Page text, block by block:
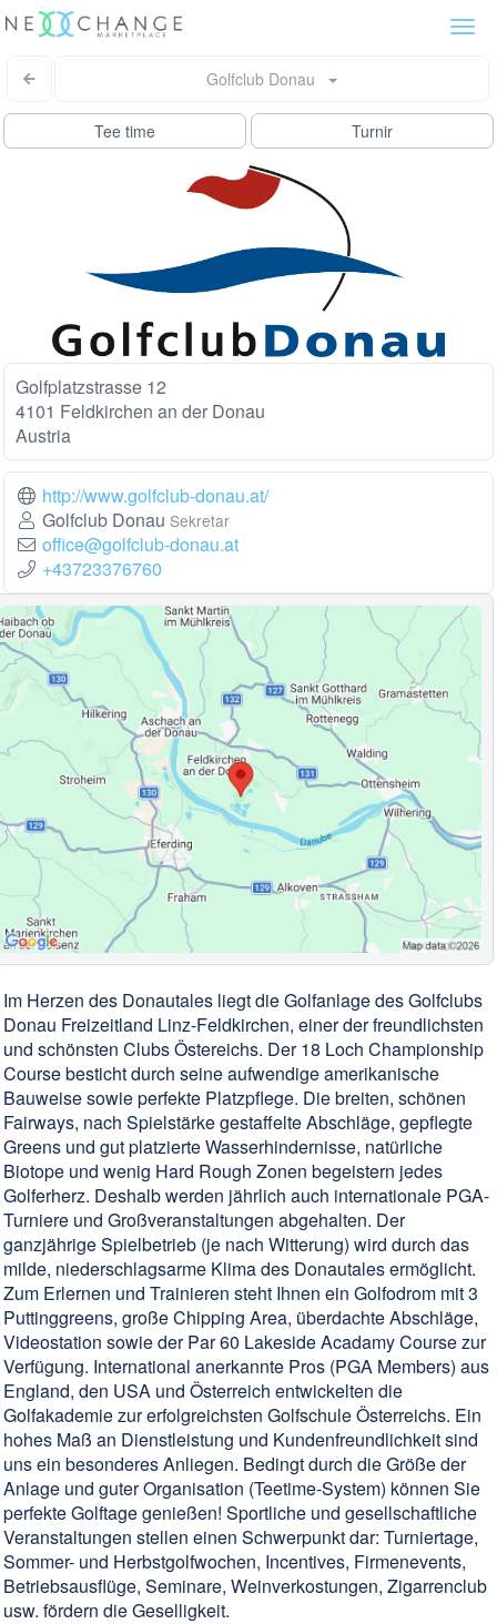
Golfclub Donau
Tee time Turnir
Golfplatzstrasse 12
4101 Feldkirchen an der Donau
Austria
http://www.golfclub-donau.at/
Golfclub Donau Sekretar
office@golfclub-donau.at
+43723376760
Im Herzen des Donautales liegt die Golfanlage des Golfclubs
Donau Freizeitland Linz-Feldkirchen, einer der freundlichsten
und schönsten Clubs Östereichs. Der 18 Loch Championship
Course besticht durch seine aufwendige amerikanische
Bauweise sowie perfekte Platzpflege. Die breiten, schönen
Fairways, nach Spielstärke gestaffelte Abschläge, gepflegte
Greens und gut platzierte Wasserhindernisse, natürliche
Biotope und wenig Hard Rough Zonen begeistern jedes
Golferherz. Deshalb werden jährlich auch internationale PGA-
Turniere und Großveranstaltungen abgehalten. Der
ganzjährige Spielbetrieb (je nach Witterung) wird durch das
milde, niederschlagsarme Klima des Donautales ermöglicht.
Zum Erlernen und Trainieren steht Ihnen ein Golfodrom mit 3
Puttinggreens, große Chipping Area, überdachte Abschläge,
Videostation sowie der Par 60 Lakeside Acadamy Course zur
Verfügung. International anerkannte Pros (PGA Members) aus
England, den USA und Österreich entwickelten die
Golfakademie zur erfolgreichsten Golfschule Österreichs. Ein
hohes Maß an Dienstleistung und Kundenfreundlichkeit sind
uns ein besonderes Anliegen. Bedingt durch die Größe der
Anlage und guter Organisation (Teetime-System) können Sie
perfekte Golftage genießen! Sportliche und gesellschaftliche
Veranstaltungen stellen einen Schwerpunkt dar: Turniertage,
Sommer- und Herbstgolfwochen, Incentives, Firmenevents,
Betriebsausflüge, Seminare, Weinverkostungen, Zigarrenclub
usw. fördern die Geselligkeit.